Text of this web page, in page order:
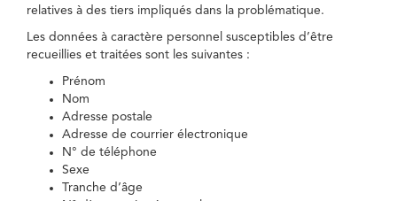
relatives à des tiers impliqués dans la problématique.
Les données à caractère personnel susceptibles d’être
recueillies et traitées sont les suivantes :
Prénom
Nom
Adresse postale
Adresse de courrier électronique
N° de téléphone
Sexe
Tranche d’âge